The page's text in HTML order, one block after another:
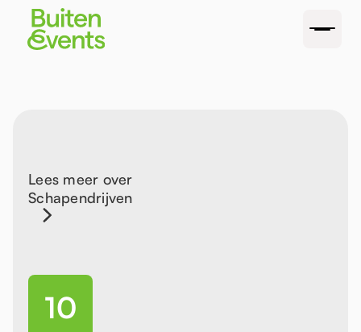
Lees meer over
Schapendrijven
10